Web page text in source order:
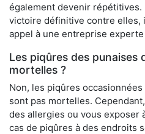
également devenir répétitives.
victoire définitive contre elles,
appel à une entreprise
Les piqûres des punaises
mortelles ?
Non, les piqûres
sont pas mortelles.
des allergies ou vous exposer
cas de piqûres à des endroits